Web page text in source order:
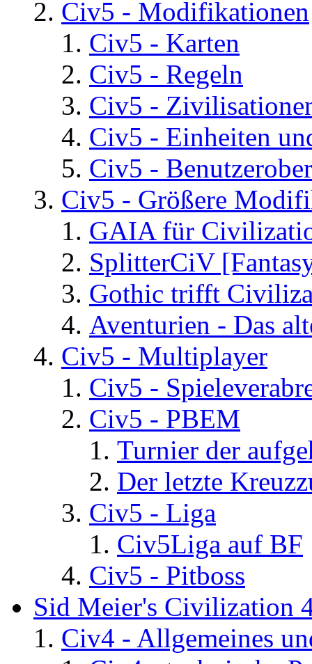
Civ5 - Modifikationen
Civ5 - Karten
Civ5 - Regeln
Civ5 -
Civ5 - Einheiten
Civ5 -
Civ5 - Größere
GAIA für
SplitterCiV
Gothic trifft
Aventurien - Das
Civ5 - Multiplayer
Civ5 -
Civ5 - PBEM
Turnier der
Der letzte
Civ5 - Liga
Civ5Liga auf BF
Civ5 - Pitboss
Sid Meier's Civilization
Civ4 - Allgemeines